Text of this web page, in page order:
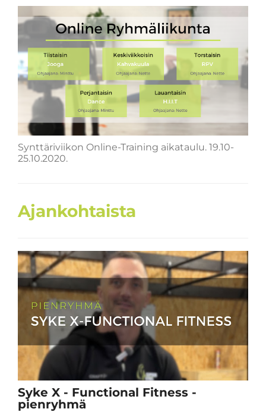
Synttäriviikon Online-Training aikataulu. 19.10-
25.10.2020.
Ajankohtaista
Syke X - Functional Fitness -
pienryhmä